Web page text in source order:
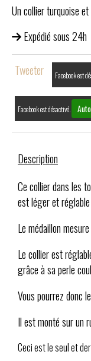
Un collier turquoise
Expédié sous 24h
Tweeter Facebook est
Facebook est désactivé.
Description
Ce collier dans les
est léger et
Le médaillon
Le collier est
grâce à sa perle
Vous pourrez donc
Il est monté sur un
Ceci est le seul et